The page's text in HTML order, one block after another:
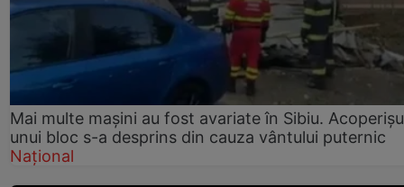
Mai multe mașini au fost avariate în Sibiu.
unui bloc s-a desprins din cauza vântului puternic
Național